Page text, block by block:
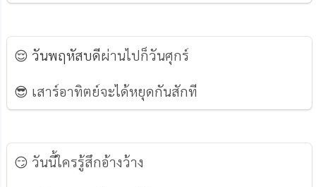
😌 วันพฤหัสบดีผ่านไปก็วันศุกร์
😎 เสาร์อาทิตย์จะได้หยุดกันสักที
😏 วันนี้ใครรู้สึกอ้างว้าง